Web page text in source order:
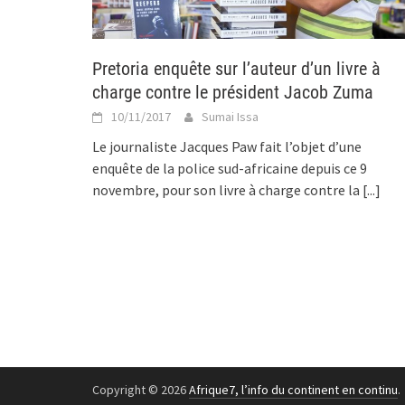
Pretoria enquête sur l’auteur d’un livre à
charge contre le président Jacob Zuma
10/11/2017 Sumai Issa
Le journaliste Jacques Paw fait l’objet d’une
enquête de la police sud-africaine depuis ce 9
novembre, pour son livre à charge contre la [...]
Copyright © 2026Afrique7, l’info du continent en continu.